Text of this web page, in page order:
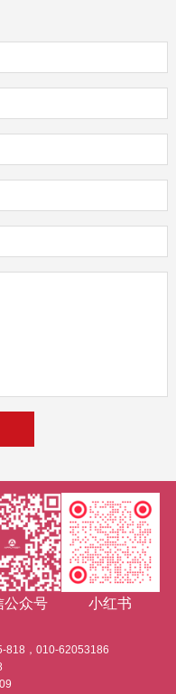
公众号
小红书
818，010-62053186